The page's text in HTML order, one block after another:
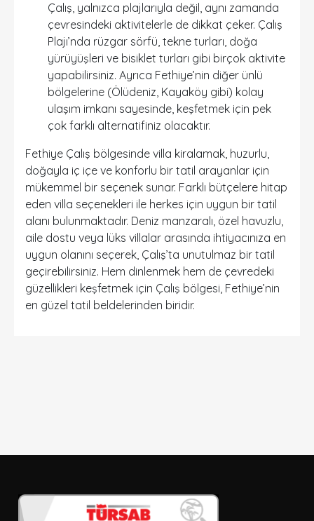
Çalış, yalnızca plajlarıyla değil, aynı zamanda
çevresindeki aktivitelerle de dikkat çeker. Çalış
Plajı’nda rüzgar sörfü, tekne turları, doğa
yürüyüşleri ve bisiklet turları gibi birçok aktivite
yapabilirsiniz. Ayrıca Fethiye’nin diğer ünlü
bölgelerine (Ölüdeniz, Kayaköy gibi) kolay
ulaşım imkanı sayesinde, keşfetmek için pek
çok farklı alternatifiniz olacaktır.
Fethiye Çalış bölgesinde villa kiralamak, huzurlu,
doğayla iç içe ve konforlu bir tatil arayanlar için
mükemmel bir seçenek sunar. Farklı bütçelere hitap
eden villa seçenekleri ile herkes için uygun bir tatil
alanı bulunmaktadır. Deniz manzaralı, özel havuzlu,
aile dostu veya lüks villalar arasında ihtiyacınıza en
uygun olanını seçerek, Çalış’ta unutulmaz bir tatil
geçirebilirsiniz. Hem dinlenmek hem de çevredeki
güzellikleri keşfetmek için Çalış bölgesi, Fethiye’nin
en güzel tatil beldelerinden biridir.